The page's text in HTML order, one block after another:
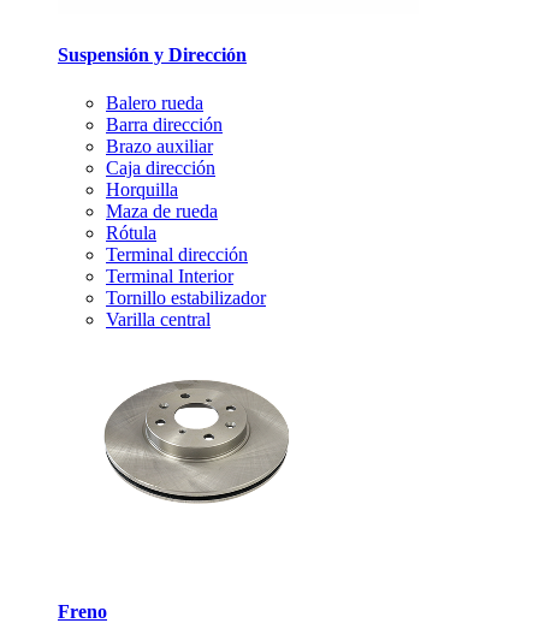
Suspensión y Dirección
Balero rueda
Barra dirección
Brazo auxiliar
Caja dirección
Horquilla
Maza de rueda
Rótula
Terminal dirección
Terminal Interior
Tornillo estabilizador
Varilla central
Freno